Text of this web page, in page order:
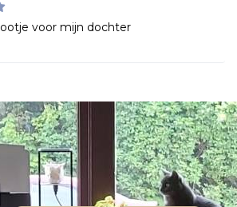
voor mijn dochter